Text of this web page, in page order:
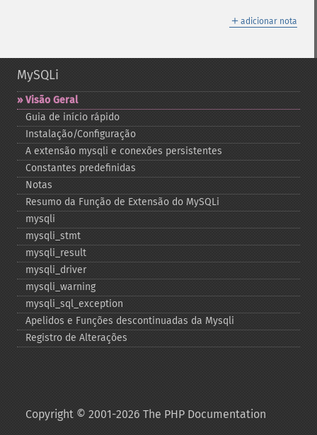
＋ adicionar nota
MySQLi
Visão Geral
Guia de início rápido
Instalação/Configuração
A extensão mysqli e conexões persistentes
Constantes predefinidas
Notas
Resumo da Função de Extensão do MySQLi
mysqli
mysqli_​stmt
mysqli_​result
mysqli_​driver
mysqli_​warning
mysqli_​sql_​exception
Apelidos e Funções descontinuadas da Mysqli
Registro de Alterações
Copyright © 2001-2026 The PHP Documentation